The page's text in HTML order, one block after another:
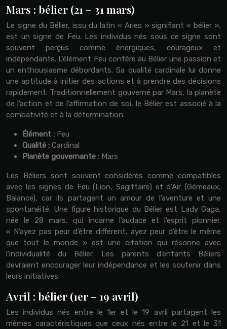
Mars : bélier (21 – 31 mars)
Le signe du Bélier, issu du latin « Aries » signifiant « bélier »,
est un signe de Feu. Les individus nés sous ce signe sont
souvent perçus comme énergiques, courageux et
indépendants. L’élément Feu confère au Bélier une passion et
un enthousiasme débordants. Sa qualité cardinale lui donne
une aptitude à initier des actions et à prendre des décisions
rapidement. Traditionnellement gouverné par Mars, la planète
de l’action et de l’affirmation de soi, le Bélier est associé à la
combativité et à la détermination.
Élément : Feu
Qualité : Cardinal
Planète gouvernante : Mars
Les Béliers sont souvent considérés comme compatibles
avec les signes de Feu (Lion, Sagittaire) et d’Air (Gémeaux,
Balance), car ils partagent un amour de l’aventure et une
spontanéité. Une figure historique du Bélier est Lady Gaga,
née le 28 mars, qui incarne l’audace et l’esprit pionnier.
« N’ayez pas peur d’être différent, ayez peur d’être le même
que tout le monde » est une citation qui résonne avec
l’individualité du Bélier. Les parents d’enfants Béliers
devraient encourager leur indépendance et les soutenir dans
leurs initiatives.
Avril : bélier (1er – 19 avril)
Les individus nés entre le 1er et le 19 avril partagent les
mêmes caractéristiques que ceux nés entre le 21 et le 31